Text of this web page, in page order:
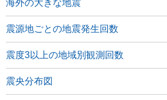
海外の大きな地震
震源地ごとの地震発生回数
震度3以上の地域別観測回数
震央分布図